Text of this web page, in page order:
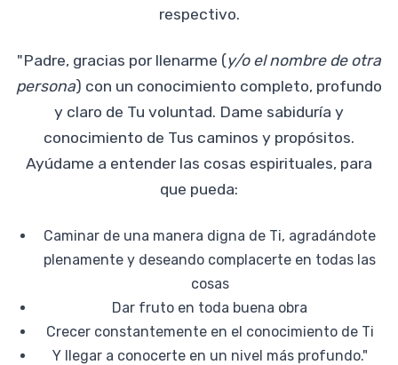
respectivo.
"Padre, gracias por llenarme (y/o el nombre de otra
persona) con un conocimiento completo, profundo
y claro de Tu voluntad. Dame sabiduría y
conocimiento de Tus caminos y propósitos.
Ayúdame a entender las cosas espirituales, para
que pueda:
Caminar de una manera digna de Ti, agradándote
plenamente y deseando complacerte en todas las
cosas
Dar fruto en toda buena obra
Crecer constantemente en el conocimiento de Ti
Y llegar a conocerte en un nivel más profundo."